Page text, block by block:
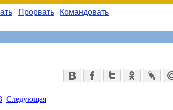
Прорвать Командовать
Следующая